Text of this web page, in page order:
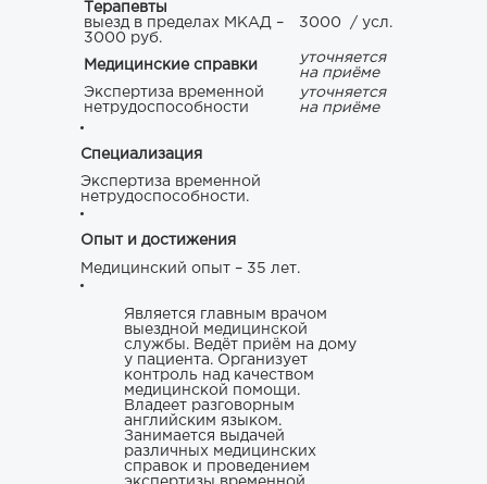
Терапевты
выезд в пределах МКАД –
3000 руб.
3000 / усл.
Медицинские справки
уточняется
на приёме
Экспертиза временной
нетрудоспособности
уточняется
на приёме
Специализация
Экспертиза временной
нетрудоспособности.
Опыт и достижения
Медицинский опыт – 35 лет.
Является главным врачом
выездной медицинской
службы. Ведёт приём на дому
у пациента. Организует
контроль над качеством
медицинской помощи.
Владеет разговорным
английским языком.
Занимается выдачей
различных медицинских
справок и проведением